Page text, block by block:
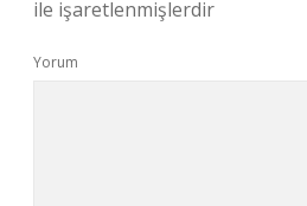
ile işaretlenmişlerdir
Yorum